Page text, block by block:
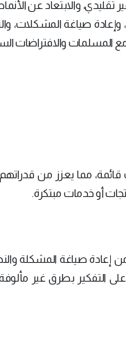
تقليدي، والابتعاد عن
صياغة المشكلات،
المسلمات والافتراضات
مما يعزز من قدراتهم
أو خدمات مبتكرة.
إعادة صياغة المشكلة
التفكير بطرق غير